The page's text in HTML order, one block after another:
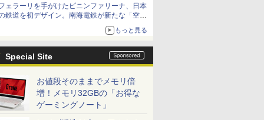
ェラーリを手がけたピニンファリーナ、日本
鉄道を初デザイン。南海電鉄が新たな「空港
もっと見る
Special Site
お値段そのままでメモリ倍
増！メモリ32GBの「お得な
ゲーミングノート」